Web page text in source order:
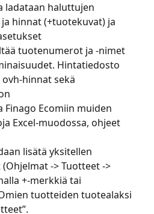
ladataan haluttujen
hinnat (+tuotekuvat) ja
tuotenumerot ja -nimet
Hintatiedosto
hinnat sekä
Ecomiin muiden
Excel-muodossa, ohjeet
lisätä yksitellen
-> Tuotteet ->
+-merkkiä tai
tuotteiden tuotealaksi